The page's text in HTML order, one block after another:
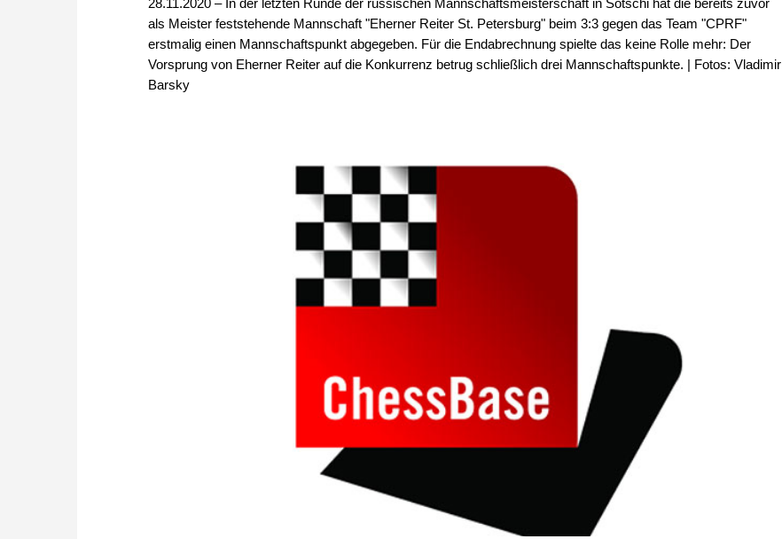
als Meister feststehende Mannschaft "Eherner Reiter St. Petersburg" beim 3:3 gegen das Team "CPRF"
erstmalig einen Mannschaftspunkt abgegeben. Für die Endabrechnung spielte das keine Rolle mehr: Der
Vorsprung von Eherner Reiter auf die Konkurrenz betrug schließlich drei Mannschaftspunkte. | Fotos: Vladimir
Barsky